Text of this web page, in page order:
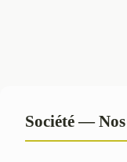
Société —